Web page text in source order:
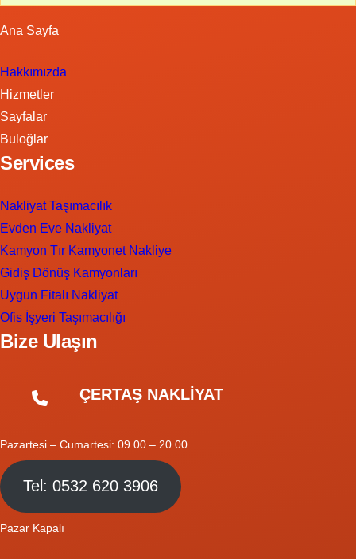
Ana Sayfa
Hakkımızda
Hizmetler
Sayfalar
Buloğlar
Services
Nakliyat Taşımacılık
Evden Eve Nakliyat
Kamyon Tır Kamyonet Nakliye
Gidiş Dönüş Kamyonları
Uygun Fitalı Nakliyat
Ofis İşyeri Taşımacılığı
Bize Ulaşın
ÇERTAŞ NAKLİYAT
Pazartesi – Cumartesi: 09.00 – 20.00
Tel: 0532 620 3906
Pazar Kapalı